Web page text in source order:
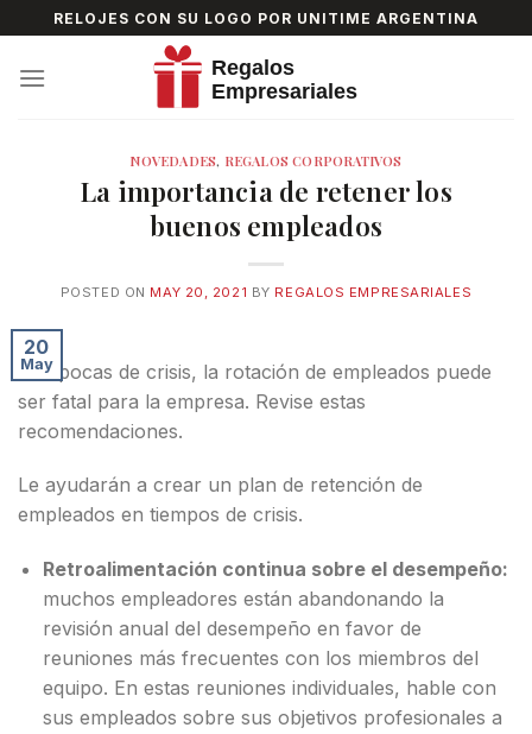
to
content
RELOJES CON SU LOGO POR UNITIME ARGENTINA
NOVEDADES, REGALOS CORPORATIVOS
La importancia de retener los
buenos empleados
POSTED ON MAY 20, 2021 BY REGALOS EMPRESARIALES
20
May
En épocas de crisis, la rotación de empleados puede
ser fatal para la empresa. Revise estas
recomendaciones.
Le ayudarán a crear un plan de retención de
empleados en tiempos de crisis.
Retroalimentación continua sobre el desempeño:
muchos empleadores están abandonando la
revisión anual del desempeño en favor de
reuniones más frecuentes con los miembros del
equipo. En estas reuniones individuales, hable con
sus empleados sobre sus objetivos profesionales a